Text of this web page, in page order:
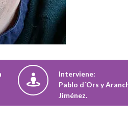
Interviene:
Pablo d´Ors y
Jiménez.